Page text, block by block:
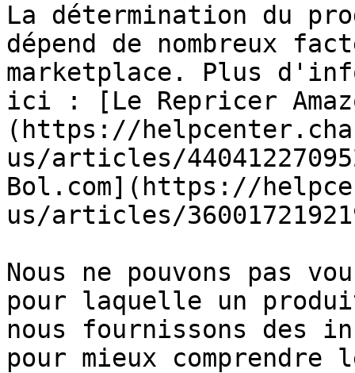
La détermination du
dépend de nombreux
marketplace. Plus
ici : [Le Repricer
(https://
us/articles/
Bol.com](https://
us/articles/
Nous ne pouvons pas
pour laquelle un
nous fournissons des
pour mieux